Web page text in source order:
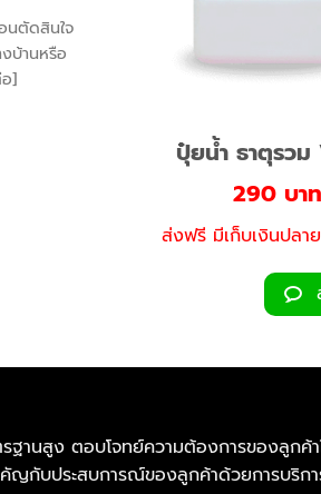
นตัดสินใจ
บ้านหรือ
]
ปุ๋ยน้ำ ธาตุรว
290 บาท
ส่งฟรี มีเก็บเงินปลา
ฐานสูง ตอบโจทย์ความต้องการของลูก
กับประสบการณ์ของลูกค้าด้วยการบริกา